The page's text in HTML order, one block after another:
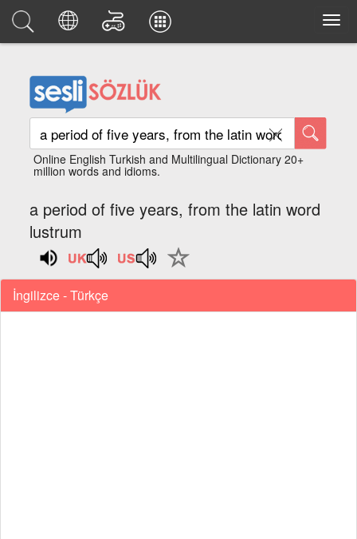
Online English Turkish and Multilingual Dictionary 20+
million words and idioms.
a period of five years, from the latin word
lustrum
İngilizce - Türkçe